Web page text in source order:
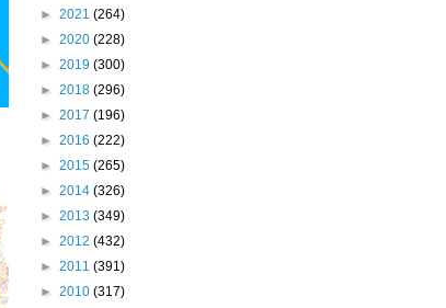
► 2021 (264)
► 2020 (228)
► 2019 (300)
► 2018 (296)
► 2017 (196)
► 2016 (222)
► 2015 (265)
► 2014 (326)
► 2013 (349)
► 2012 (432)
► 2011 (391)
► 2010 (317)